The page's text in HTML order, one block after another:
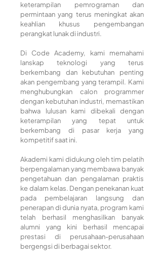
keterampilan pemrograman dan
permintaan yang terus meningkat akan
keahlian khusus pengembangan
perangkat lunak di industri.
Di Code Academy, kami memahami
lanskap teknologi yang terus
berkembang dan kebutuhan penting
akan pengembang yang terampil. Kami
menghubungkan calon programmer
dengan kebutuhan industri, memastikan
bahwa lulusan kami dibekali dengan
keterampilan yang tepat untuk
berkembang di pasar kerja yang
kompetitif saat ini.
Akademi kami didukung oleh tim pelatih
berpengalaman yang membawa banyak
pengetahuan dan pengalaman praktis
ke dalam kelas. Dengan penekanan kuat
pada pembelajaran langsung dan
penerapan di dunia nyata, program kami
telah berhasil menghasilkan banyak
alumni yang kini berhasil mencapai
prestasi di perusahaan-perusahaan
bergengsi di berbagai sektor.